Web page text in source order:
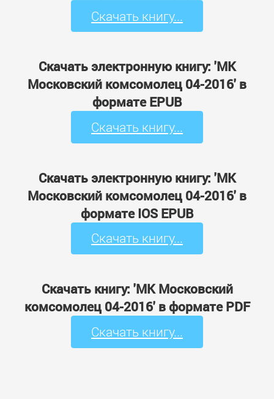
Скачать книгу...
Скачать электронную книгу: 'МК
Московский комсомолец 04-2016' в
формате EPUB
Скачать книгу...
Скачать электронную книгу: 'МК
Московский комсомолец 04-2016' в
формате IOS EPUB
Скачать книгу...
Скачать книгу: 'МК Московский
комсомолец 04-2016' в формате PDF
Скачать книгу...